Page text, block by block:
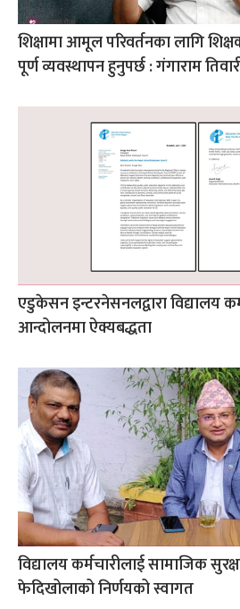
शिक्षामा आमूल परिवर्तनका लागि
पूर्ण व्यवस्थापन हुनुपर्छ : गंगाराम
एडुकेसन इन्टरनेसनलद्वारा विद्यालय
आन्दोलनमा ऐक्यबद्धता
विद्यालय कर्मचारीलाई सामाजिक
फेदिखोलाको निर्णयको स्वागत